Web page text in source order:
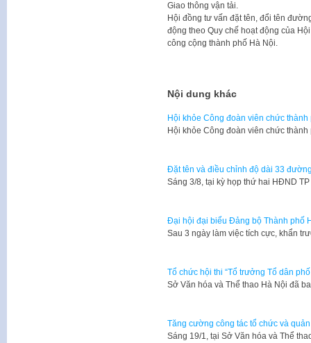
Giao thông vận tải.
Hội đồng tư vấn đặt tên, đổi tên
động theo Quy chế hoạt động của
công cộng thành phố Hà Nội.
Nội dung khác
Hội khỏe Công đoàn viên chức
Hội khỏe Công đoàn viên chức
Đặt tên và điều chỉnh độ dài 33
Sáng 3/8, tại kỳ họp thứ hai HĐND
Đại hội đại biểu Đảng bộ Thành phố
​Sau 3 ngày làm việc tích cực, khẩn
Tổ chức hội thi “Tổ trưởng Tổ dân
Sở Văn hóa và Thể thao Hà Nội đã
Tăng cường công tác tổ chức và
​Sáng 19/1, tại Sở Văn hóa và Thể